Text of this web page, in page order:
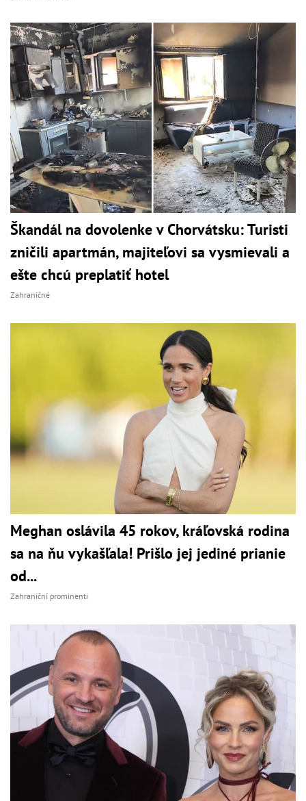
Škandál na dovolenke v Chorvátsku: Turisti
zničili apartmán, majiteľovi sa vysmievali a
ešte chcú preplatiť hotel
Zahraničné
Meghan oslávila 45 rokov, kráľovská rodina
sa na ňu vykašľala! Prišlo jej jediné prianie
od...
Zahraniční prominenti